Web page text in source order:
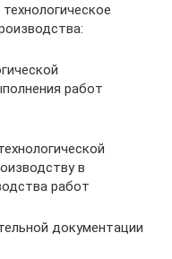
работ
в
работ
документации